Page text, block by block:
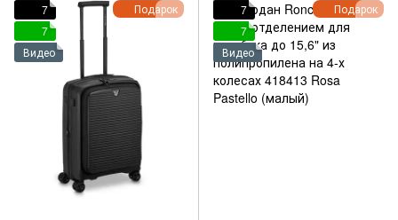
Подарок
7
7
Видео
Подарок
7
7
Видео